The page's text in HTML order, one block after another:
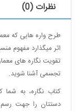
نظرات (0)
طرح واره هایی که
اثر میگذارد مفهوم
تقویت نگاره های
تجسمی آشنا شوید.
کتاب نگاره، به
دستتان را جهت